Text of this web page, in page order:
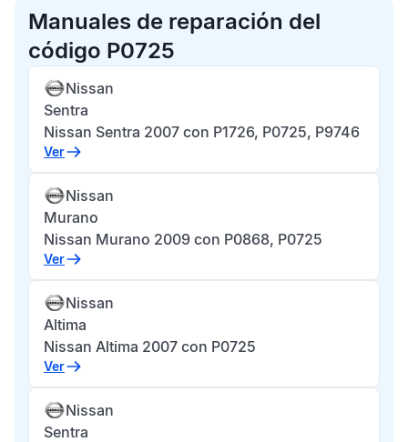
Manuales de reparación del
código P0725
Nissan
Sentra
Nissan Sentra 2007 con P1726, P0725, P9746
Ver
Nissan
Murano
Nissan Murano 2009 con P0868, P0725
Ver
Nissan
Altima
Nissan Altima 2007 con P0725
Ver
Nissan
Sentra